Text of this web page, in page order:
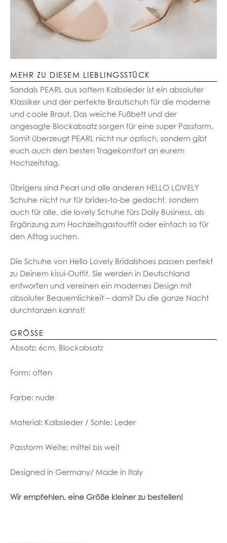
MEHR ZU DIESEM LIEBLINGSSTÜCK
Sandals PEARL aus softem Kalbsleder ist ein absoluter
Klassiker und der perfekte Brautschuh für die moderne
und coole Braut. Das weiche Fußbett und der
angesagte Blockabsatz sorgen für eine super Passform.
Somit überzeugt PEARL nicht nur optisch, sondern gibt
euch auch den besten Tragekomfort an eurem
Hochzeitstag.
Übrigens sind Pearl und alle anderen HELLO LOVELY
Schuhe nicht nur für brides-to-be gedacht, sondern
auch für alle, die lovely Schuhe fürs Daily Business, als
Ergänzung zum Hochzeitsgastoutfit oder einfach so für
den Alltag suchen.
Die Schuhe von Hello Lovely Bridalshoes passen perfekt
zu Deinem kisui-Outfit. Sie werden in Deutschland
entworfen und vereinen ein modernes Design mit
absoluter Bequemlichkeit – damit Du die ganze Nacht
durchtanzen kannst!
GRÖSSE
Absatz: 6cm, Blockabsatz
Form: offen
Farbe: nude
Material: Kalbsleder / Sohle: Leder
Passform Weite: mittel bis weit
Designed in Germany/ Made in Italy
Wir empfehlen, eine Größe kleiner zu bestellen!